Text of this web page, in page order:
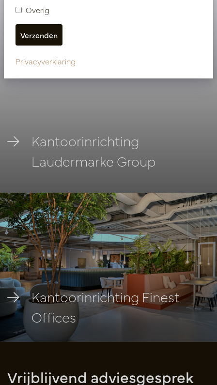
Kantoorinrichting
Laudermarke Group
Kantoorinrichting Finest
Offices
Vrijblijvend adviesgesprek
Overig
Privacyverklaring